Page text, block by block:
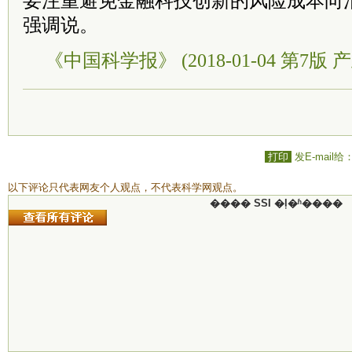
强调说。
《中国科学报》 (2018-01-04 第7版
打印 发E-mail给
以下评论只代表网友个人观点，不代表科学网观点。
���� SSI �ļ�ʱ����